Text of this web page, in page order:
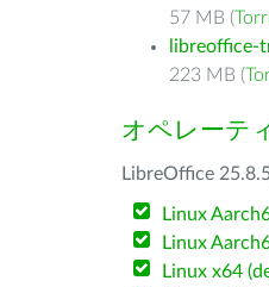
57 MB (
libreoffice-
223 MB (
オペレーテ
LibreOffice
Linux
Linux
Linux x64